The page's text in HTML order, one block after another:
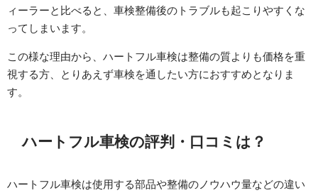
ィーラーと比べると、車検整備後のトラブルも起こりやすくな
ってしまいます。
この様な理由から、ハートフル車検は整備の質よりも価格を重
視する方、とりあえず車検を通したい方におすすめとなりま
す。
ハートフル車検の評判・口コミは？
ハートフル車検は使用する部品や整備のノウハウ量などの違い